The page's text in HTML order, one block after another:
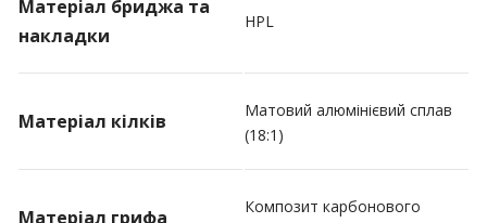
Матеріал бриджа та
накладки
HPL
Матеріал кілків
Матовий алюмінієвий сплав
(18:1)
Матеріал грифа
Композит карбонового